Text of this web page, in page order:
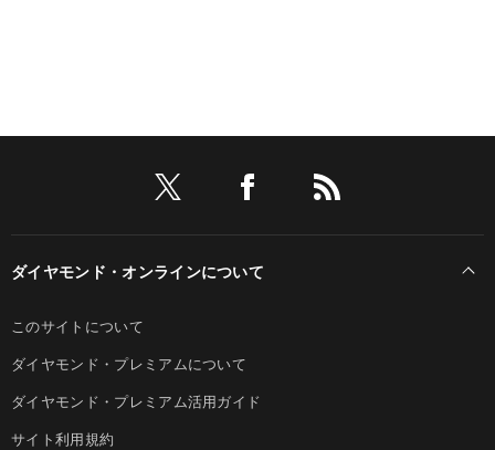
ダイヤモンド・オンラインについて
このサイトについて
ダイヤモンド・プレミアムについて
ダイヤモンド・プレミアム活用ガイド
サイト利用規約